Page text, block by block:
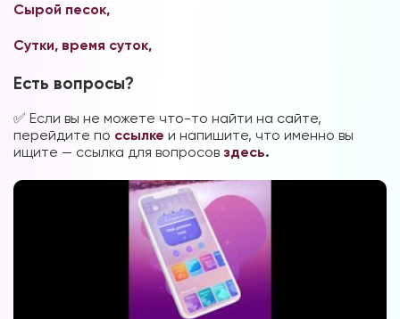
Сырой песок,
Сутки, время суток,
Есть вопросы?
✅ Если вы не можете что-то найти на сайте,
перейдите по ссылке и напишите, что именно вы
ищите — ссылка для вопросов здесь.